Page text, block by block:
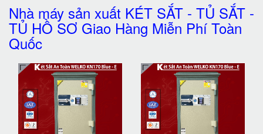
Nhà máy sản xuất KÉT SẮT - TỦ SẮT -
TỦ HỒ SƠ Giao Hàng Miễn Phí Toàn
Quốc